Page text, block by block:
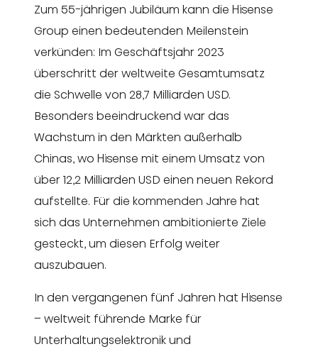
Zum 55-jährigen Jubiläum kann die Hisense
Group einen bedeutenden Meilenstein
verkünden: Im Geschäftsjahr 2023
überschritt der weltweite Gesamtumsatz
die Schwelle von 28,7 Milliarden USD.
Besonders beeindruckend war das
Wachstum in den Märkten außerhalb
Chinas, wo Hisense mit einem Umsatz von
über 12,2 Milliarden USD einen neuen Rekord
aufstellte. Für die kommenden Jahre hat
sich das Unternehmen ambitionierte Ziele
gesteckt, um diesen Erfolg weiter
auszubauen.
In den vergangenen fünf Jahren hat Hisense
– weltweit führende Marke für
Unterhaltungselektronik und